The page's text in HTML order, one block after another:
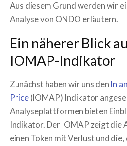
Aus diesem Grund werden wir
Analyse von ONDO erläutern.
Ein näherer Blick
IOMAP-Indikator
Zunächst haben wir uns den In
Price(IOMAP) Indikator
Analyseplattformen bieten
Indikator. Der IOMAP zeigt die
einen Token mit Verlust und die,